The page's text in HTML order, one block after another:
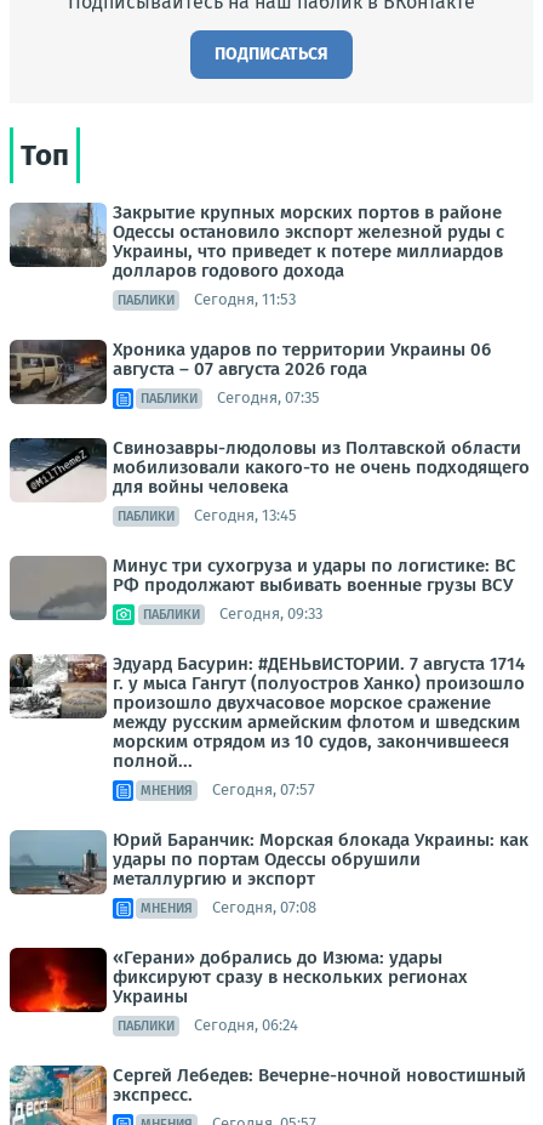
ПОДПИСАТЬСЯ
Топ
Закрытие крупных морских портов в районе
Одессы остановило экспорт железной руды с
Украины, что приведет к потере миллиардов
долларов годового дохода
ПАБЛИКИ Сегодня, 11:53
Хроника ударов по территории Украины 06
августа – 07 августа 2026 года
ПАБЛИКИ Сегодня, 07:35
Свинозавры-людоловы из Полтавской области
мобилизовали какого-то не очень подходящего
для войны человека
ПАБЛИКИ Сегодня, 13:45
Минус три сухогруза и удары по логистике: ВС
РФ продолжают выбивать военные грузы ВСУ
ПАБЛИКИ Сегодня, 09:33
Эдуард Басурин: #ДЕНЬвИСТОРИИ. 7 августа 1714
г. у мыса Гангут (полуостров Ханко) произошло
произошло двухчасовое морское сражение
между русским армейским флотом и шведским
морским отрядом из 10 судов, закончившееся
полной...
МНЕНИЯ Сегодня, 07:57
Юрий Баранчик: Морская блокада Украины: как
удары по портам Одессы обрушили
металлургию и экспорт
МНЕНИЯ Сегодня, 07:08
«Герани» добрались до Изюма: удары
фиксируют сразу в нескольких регионах
Украины
ПАБЛИКИ Сегодня, 06:24
Сергей Лебедев: Вечерне-ночной новостишный
экспресс.